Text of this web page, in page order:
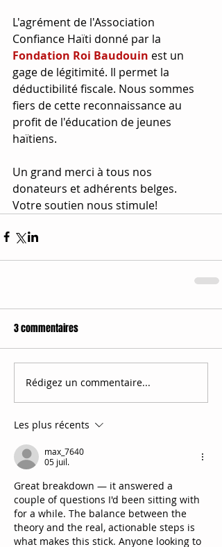
L'agrément de l'Association
Confiance Haïti donné par la
Fondation Roi Baudouin est un
gage de légitimité. Il permet la
déductibilité fiscale. Nous sommes
fiers de cette reconnaissance au
profit de l'éducation de jeunes
haïtiens.
Un grand merci à tous nos
donateurs et adhérents belges.
Votre soutien nous stimule!
3 commentaires
Rédigez un commentaire...
Les plus récents
max_7640
05 juil.
Great breakdown — it answered a
couple of questions I'd been sitting with
for a while. The balance between the
theory and the real, actionable steps is
what makes this stick. Anyone looking to